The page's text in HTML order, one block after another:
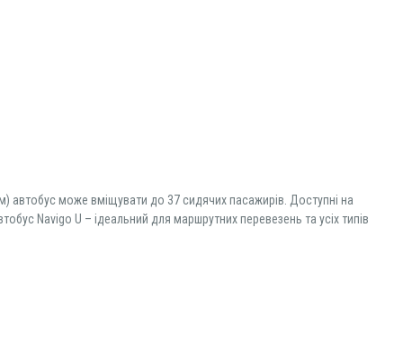
автобус може вміщувати до 37 сидячих пасажирів. Доступні на
Navigo U – ідеальний для маршрутних перевезень та усіх типів